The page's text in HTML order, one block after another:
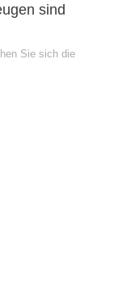
sind
Sie sich die